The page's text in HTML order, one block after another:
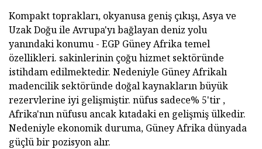
Kompakt toprakları, okyanusa geniş çıkışı, Asya ve
Uzak Doğu ile Avrupa'yı bağlayan deniz yolu
yanındaki konumu - EGP Güney Afrika temel
özellikleri. sakinlerinin çoğu hizmet sektöründe
istihdam edilmektedir. Nedeniyle Güney Afrikalı
madencilik sektöründe doğal kaynakların büyük
rezervlerine iyi gelişmiştir. nüfus sadece% 5'tir ,
Afrika'nın nüfusu ancak kıtadaki en gelişmiş ülkedir.
Nedeniyle ekonomik duruma, Güney Afrika dünyada
güçlü bir pozisyon alır.